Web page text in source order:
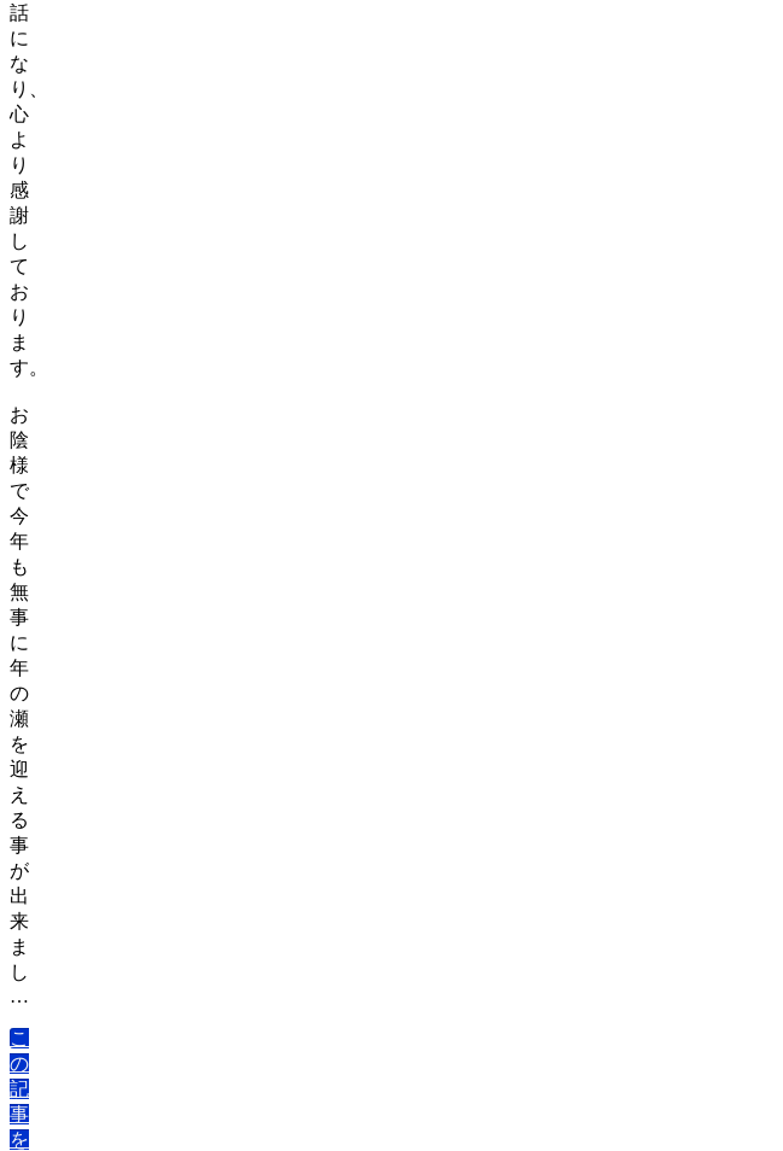
話
に
な
り、
心
よ
り
感
謝
し
て
お
り
ま
す。
お
陰
様
で
今
年
も
無
事
に
年
の
瀬
を
迎
え
る
事
が
出
来
ま
し
…
こ
の
記
事
を